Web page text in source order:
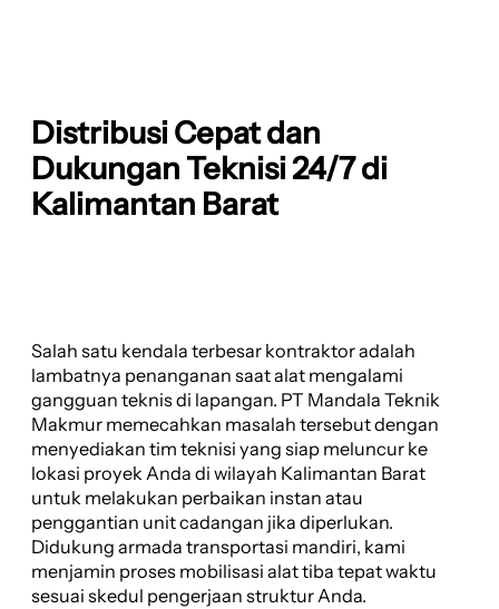
Distribusi Cepat dan
Dukungan Teknisi 24/7 di
Kalimantan Barat
Salah satu kendala terbesar kontraktor adalah
lambatnya penanganan saat alat mengalami
gangguan teknis di lapangan. PT Mandala Teknik
Makmur memecahkan masalah tersebut dengan
menyediakan tim teknisi yang siap meluncur ke
lokasi proyek Anda di wilayah Kalimantan Barat
untuk melakukan perbaikan instan atau
penggantian unit cadangan jika diperlukan.
Didukung armada transportasi mandiri, kami
menjamin proses mobilisasi alat tiba tepat waktu
sesuai skedul pengerjaan struktur Anda.